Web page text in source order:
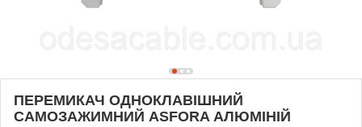
ПЕРЕМИКАЧ ОДНОКЛАВІШНИЙ
САМОЗАЖИМНИЙ ASFORA АЛЮМІНІЙ